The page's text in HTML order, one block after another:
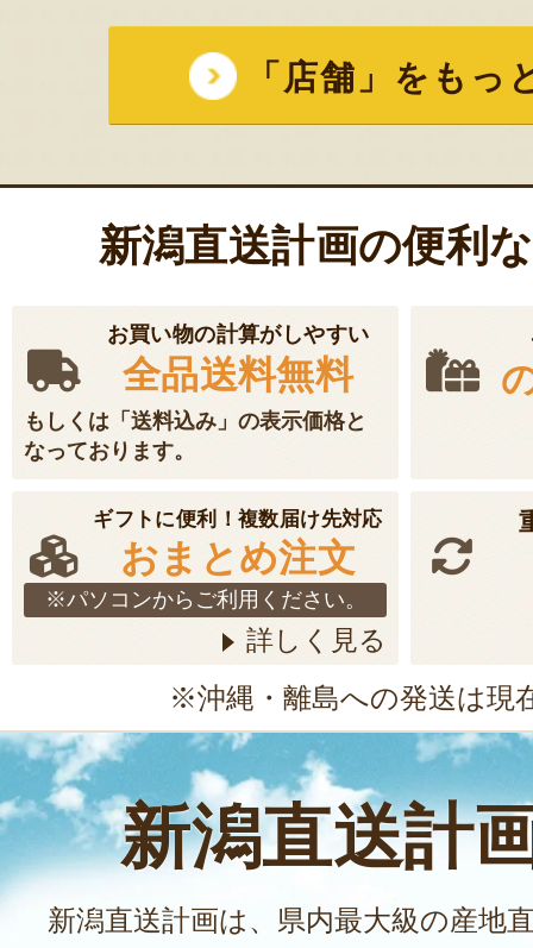
「店舗」をもっ
新潟直送計画の便利
お買い物の計算がしやすい
全品送料無料
もしくは「送料込み」の表示価格と
なっております。
ギフトに便利！複数届け先対応
おまとめ注文
※パソコンからご利用ください。
詳しく見る
※沖縄・離島への発送は現
新潟直送計
新潟直送計画は、県内最大級の産地